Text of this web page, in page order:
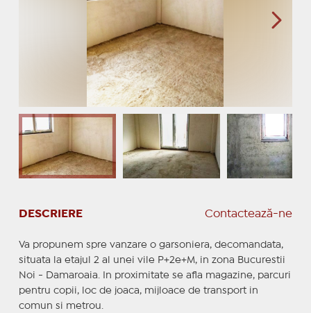
DESCRIERE Contactează-ne
Va propunem spre vanzare o garsoniera, decomandata,
situata la etajul 2 al unei vile P+2e+M, in zona Bucurestii
Noi - Damaroaia. In proximitate se afla magazine, parcuri
pentru copii, loc de joaca, mijloace de transport in
comun si metrou.